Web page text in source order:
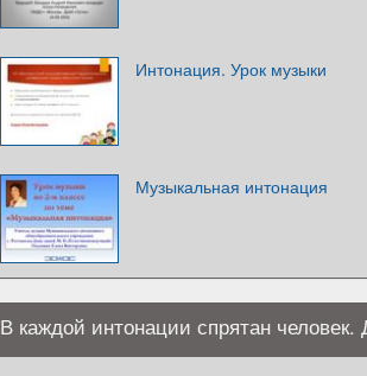
Интонация. Урок музыки
Музыкальная интонация
В каждой интонации спрятан человек.